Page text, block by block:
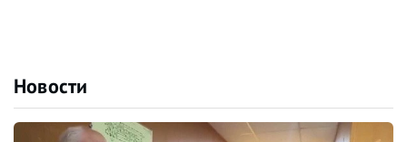
Новости